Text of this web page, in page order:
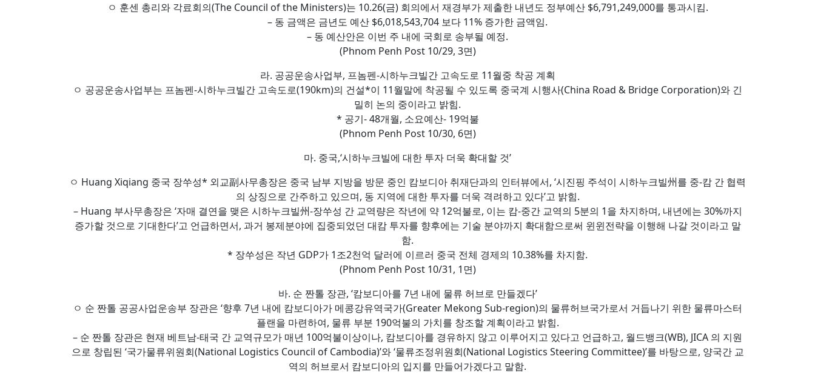
ㅇ 훈센 총리와 각료회의(The Council of the Ministers)는 10.26(금) 회의에서 재경부가 제출한 내년도 정부예산 $6,791,249,000를 통과시킴.
– 동 금액은 금년도 예산 $6,018,543,704 보다 11% 증가한 금액임.
– 동 예산안은 이번 주 내에 국회로 송부될 예정.
(Phnom Penh Post 10/29, 3면)
라. 공공운송사업부, 프놈펜-시하누크빌간 고속도로 11월중 착공 계획
ㅇ 공공운송사업부는 프놈펜-시하누크빌간 고속도로(190km)의 건설*이 11월말에 착공될 수 있도록 중국계 시행사(China Road & Bridge Corporation)와 긴
밀히 논의 중이라고 밝힘.
* 공기- 48개월, 소요예산- 19억불
(Phnom Penh Post 10/30, 6면)
마. 중국,‘시하누크빌에 대한 투자 더욱 확대할 것’
ㅇ Huang Xiqiang 중국 장쑤성* 외교副사무총장은 중국 남부 지방을 방문 중인 캄보디아 취재단과의 인터뷰에서, ‘시진핑 주석이 시하누크빌州를 중-캄 간 협력
의 상징으로 간주하고 있으며, 동 지역에 대한 투자를 더욱 격려하고 있다’고 밝힘.
– Huang 부사무총장은 ‘자매 결연을 맺은 시하누크빌州-장쑤성 간 교역량은 작년에 약 12억불로, 이는 캄-중간 교역의 5분의 1을 차지하며, 내년에는 30%까지
증가할 것으로 기대한다’고 언급하면서, 과거 봉제분야에 집중되었던 대캄 투자를 향후에는 기술 분야까지 확대함으로써 윈윈전략을 이행해 나갈 것이라고 말
함.
* 장쑤성은 작년 GDP가 1조2천억 달러에 이르러 중국 전체 경제의 10.38%를 차지함.
(Phnom Penh Post 10/31, 1면)
바. 순 짠톨 장관, ‘캄보디아를 7년 내에 물류 허브로 만들겠다’
ㅇ 순 짠톨 공공사업운송부 장관은 ‘향후 7년 내에 캄보디아가 메콩강유역국가(Greater Mekong Sub-region)의 물류허브국가로서 거듭나기 위한 물류마스터
플랜을 마련하여, 물류 부분 190억불의 가치를 창조할 계획이라고 밝힘.
– 순 짠톨 장관은 현재 베트남-태국 간 교역규모가 매년 100억불이상이나, 캄보디아를 경유하지 않고 이루어지고 있다고 언급하고, 월드뱅크(WB), JICA 의 지원
으로 창립된 ‘국가물류위원회(National Logistics Council of Cambodia)’와 ‘물류조정위원회(National Logistics Steering Committee)’를 바탕으로, 양국간 교
역의 허브로서 캄보디아의 입지를 만들어가겠다고 말함.